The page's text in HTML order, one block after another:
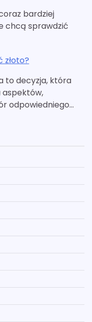
bardziej
chcą sprawdzić
złoto?
to decyzja, która
aspektów,
odpowiedniego…